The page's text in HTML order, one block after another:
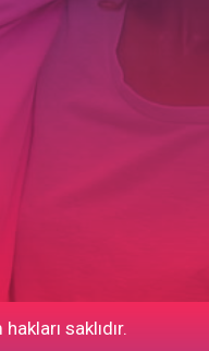
saklıdır.